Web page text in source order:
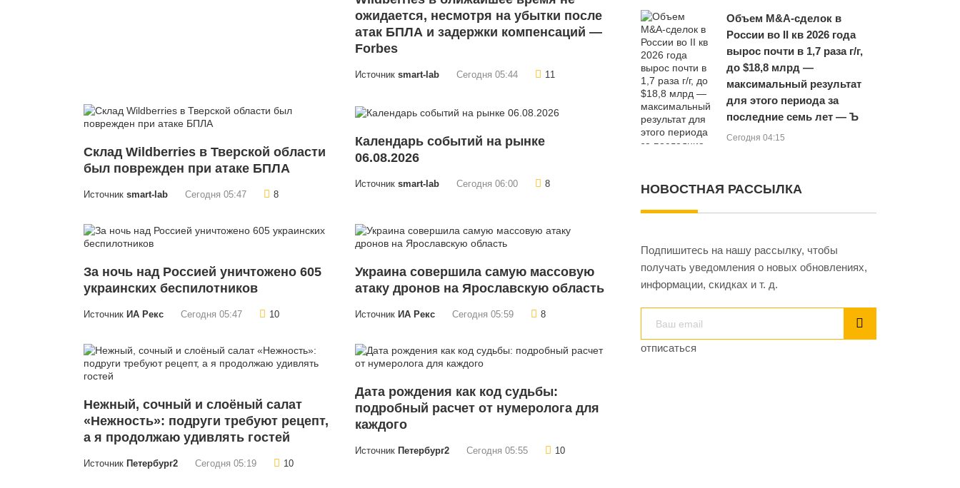
ожидается, несмотря на убытки после
атак БПЛА и задержки компенсаций —
Forbes
Источник smart-lab Сегодня 05:44 11
Склад Wildberries в Тверской области
был поврежден при атаке БПЛА
Источник smart-lab Сегодня 05:47 8
Календарь событий на рынке
06.08.2026
Источник smart-lab Сегодня 06:00 8
За ночь над Россией уничтожено 605
украинских беспилотников
Источник ИА Рекс Сегодня 05:47 10
Украина совершила самую массовую
атаку дронов на Ярославскую область
Источник ИА Рекс Сегодня 05:59 8
Нежный, сочный и слоёный салат
«Нежность»: подруги требуют рецепт,
а я продолжаю удивлять гостей
Источник Петербург2 Сегодня 05:19 10
Дата рождения как код судьбы:
подробный расчет от нумеролога для
каждого
Источник Петербург2 Сегодня 05:55 10
Объем M&A-сделок в
России во II кв 2026 года
вырос почти в 1,7 раза г/г,
до $18,8 млрд —
максимальный результат
для этого периода за
последние семь лет — Ъ
Сегодня 04:15
НОВОСТНАЯ РАССЫЛКА
Подпишитесь на нашу рассылку, чтобы
получать уведомления о новых обновлениях,
информации, скидках и т. д.
отписаться